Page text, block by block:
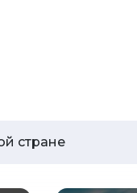
стране